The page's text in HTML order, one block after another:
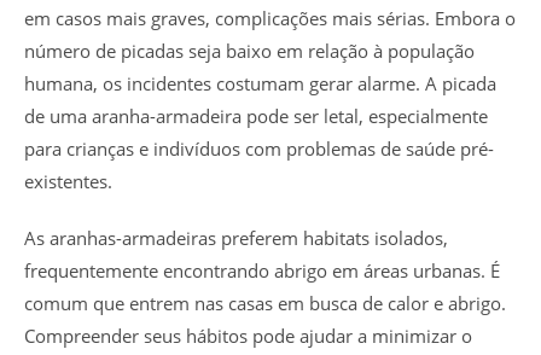
em casos mais graves, complicações mais sérias. Embora o
número de picadas seja baixo em relação à população
humana, os incidentes costumam gerar alarme. A picada
de uma aranha-armadeira pode ser letal, especialmente
para crianças e indivíduos com problemas de saúde pré-
existentes.
As aranhas-armadeiras preferem habitats isolados,
frequentemente encontrando abrigo em áreas urbanas. É
comum que entrem nas casas em busca de calor e abrigo.
Compreender seus hábitos pode ajudar a minimizar o